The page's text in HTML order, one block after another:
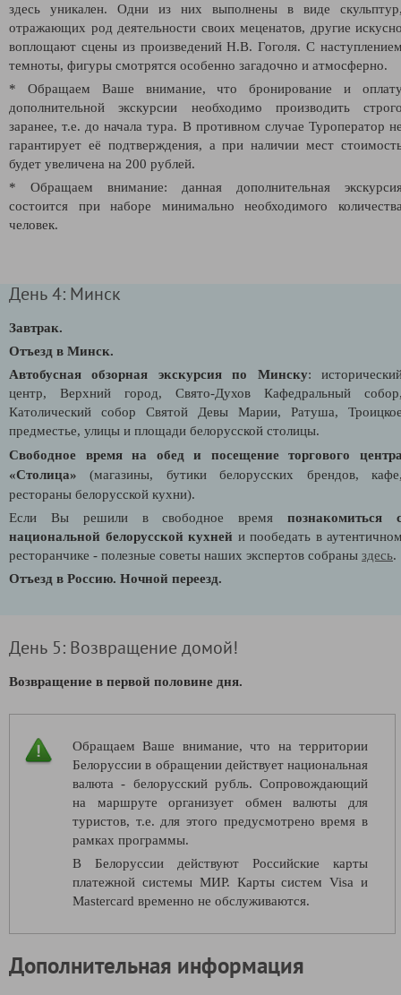
здесь уникален. Одни из них выполнены в виде
отражающих род деятельности своих меценатов, другие
воплощают сцены из произведений Н.В. Гоголя. С
темноты, фигуры смотрятся особенно загадочно и атмосферно.
* Обращаем Ваше внимание, что бронирование и
дополнительной экскурсии необходимо производить
заранее, т.е. до начала тура. В противном случае Туроператор
гарантирует её подтверждения, а при наличии мест
будет увеличена на 200 рублей.
* Обращаем внимание: данная дополнительная
состоится при наборе минимально необходимого
человек.
День 4: Минск
Завтрак.
Отъезд в Минск.
Автобусная обзорная экскурсия по Минску:
центр, Верхний город, Свято-Духов Кафедральный
Католический собор Святой Девы Марии, Ратуша,
предместье, улицы и площади белорусской столицы.
Свободное время на обед и посещение торгового
«Столица» (магазины, бутики белорусских брендов,
рестораны белорусской кухни).
Если Вы решили в свободное времяпознакомиться
национальной белорусской кухней и пообедать в
ресторанчике - полезные советы наших экспертов собраны здесь.
Отъезд в Россию. Ночной переезд.
День 5: Возвращение домой!
Возвращение в первой половине дня.
Обращаем Ваше внимание, что на территории
Белоруссии в обращении действует национальная
валюта - белорусский рубль. Сопровождающий
на маршруте организует обмен валюты для
туристов, т.е. для этого предусмотрено время в
рамках программы.
В Белоруссии действуют Российские карты
платежной системы МИР. Карты систем Visa и
Mastercard временно не обслуживаются.
Дополнительная информация